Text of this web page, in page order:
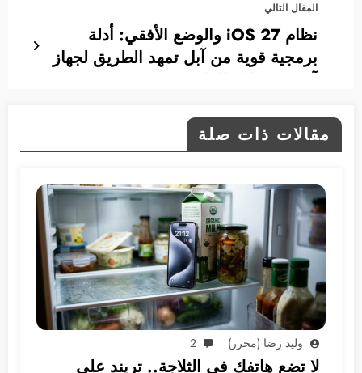
المقال التالي
نظام iOS 27 والوضع الأفقي: أدلة
برمجية قوية من آبل تمهد الطريق لجهاز
آي-فون قابل للطي
مقالات ذات صلة
وليد رضا (محرر) 2
لا تضع هاتفك في الثلاجة.. تريند على